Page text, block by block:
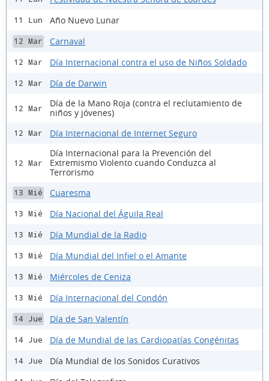
11 Lun Año Nuevo Lunar
12 Mar Carnaval
12 Mar Día Internacional contra el uso de Niños Soldado
12 Mar Día de Darwin
12 Mar
Día de la Mano Roja (contra el reclutamiento de
niños y jóvenes)
12 Mar Día Internacional de Internet Seguro
12 Mar
Día Internacional para la Prevención del
Extremismo Violento cuando Conduzca al
Terrorismo
13 Mié Cuaresma
13 Mié Día Nacional del Águila Real
13 Mié Día Mundial de la Radio
13 Mié Día Mundial del Infiel o el Amante
13 Mié Miércoles de Ceniza
13 Mié Día Internacional del Condón
14 Jue Día de San Valentín
14 Jue Día de Mundial de las Cardiopatías Congénitas
14 Jue Día Mundial de los Sonidos Curativos